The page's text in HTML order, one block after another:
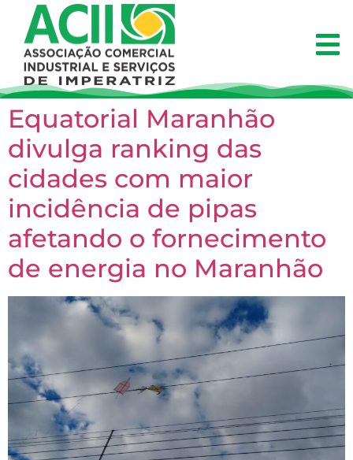
Equatorial Maranhão
divulga ranking das
cidades com maior
incidência de pipas
afetando o fornecimento
de energia no Maranhão